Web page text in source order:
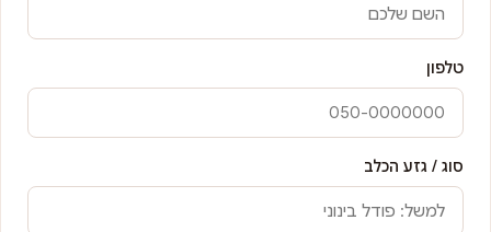
טלפון
סוג / גזע הכלב